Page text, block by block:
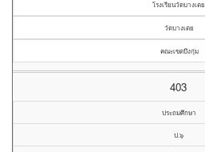
โรงเรียนวัดบางเตย
วัดบางเตย
คณะเขตบึงกุ่ม
403
ประถมศึกษา
ป.๖